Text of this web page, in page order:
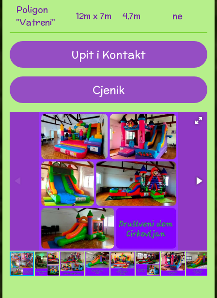
Poligon
"Vatreni"
12m x 7m 4,7m ne
Upit i Kontakt
Cjenik